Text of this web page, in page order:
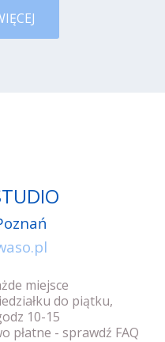
miejsce
do piątku,
10-15
płatne - sprawdź FAQ